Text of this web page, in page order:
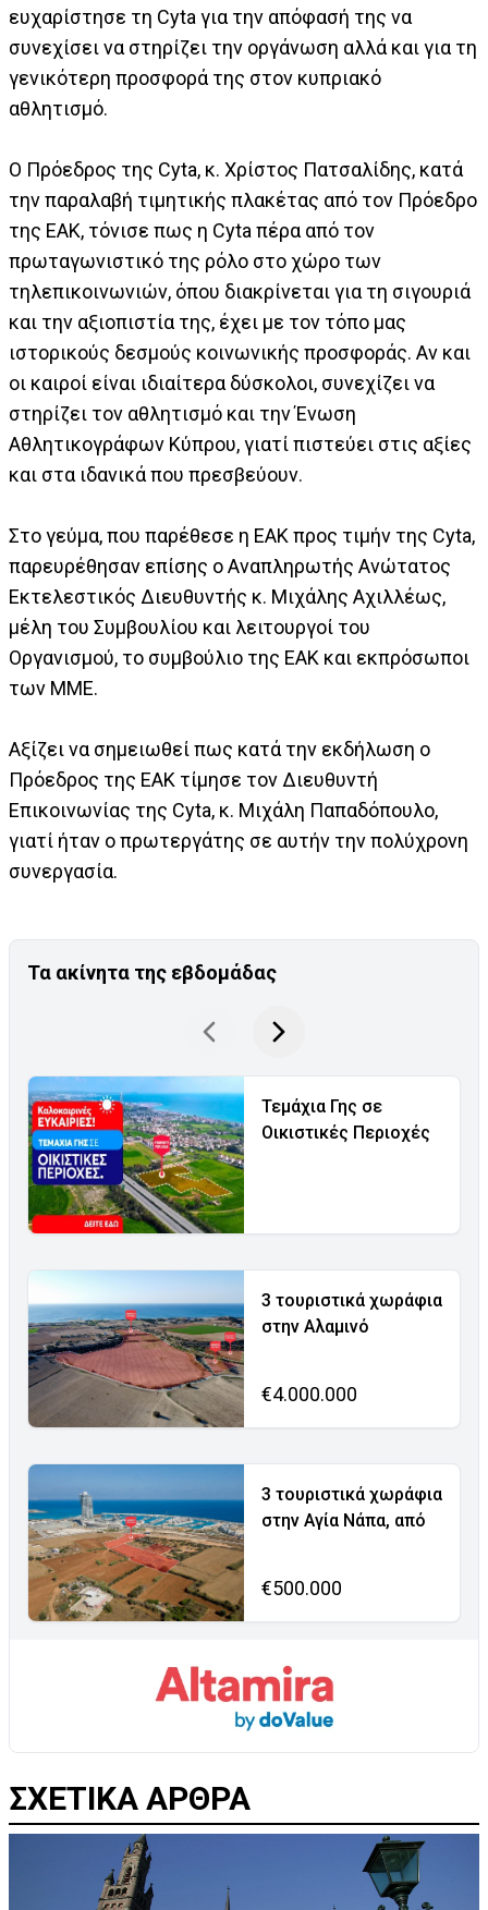
ευχαρίστησε τη Cyta για την απόφασή της να
συνεχίσει να στηρίζει την οργάνωση αλλά και για τη
γενικότερη προσφορά της στον κυπριακό
αθλητισμό.
Ο Πρόεδρος της Cyta, κ. Χρίστος Πατσαλίδης, κατά
την παραλαβή τιμητικής πλακέτας από τον Πρόεδρο
της ΕΑΚ, τόνισε πως η Cyta πέρα από τον
πρωταγωνιστικό της ρόλο στο χώρο των
τηλεπικοινωνιών, όπου διακρίνεται για τη σιγουριά
και την αξιοπιστία της, έχει με τον τόπο μας
ιστορικούς δεσμούς κοινωνικής προσφοράς. Αν και
οι καιροί είναι ιδιαίτερα δύσκολοι, συνεχίζει να
στηρίζει τον αθλητισμό και την Ένωση
Αθλητικογράφων Κύπρου, γιατί πιστεύει στις αξίες
και στα ιδανικά που πρεσβεύουν.
Στο γεύμα, που παρέθεσε η ΕΑΚ προς τιμήν της Cyta,
παρευρέθησαν επίσης ο Αναπληρωτής Ανώτατος
Εκτελεστικός Διευθυντής κ. Μιχάλης Αχιλλέως,
μέλη του Συμβουλίου και λειτουργοί του
Οργανισμού, το συμβούλιο της ΕΑΚ και εκπρόσωποι
των ΜΜΕ.
Αξίζει να σημειωθεί πως κατά την εκδήλωση ο
Πρόεδρος της ΕΑΚ τίμησε τον Διευθυντή
Επικοινωνίας της Cyta, κ. Μιχάλη Παπαδόπουλο,
γιατί ήταν ο πρωτεργάτης σε αυτήν την πολύχρονη
συνεργασία.
Τα ακίνητα της εβδομάδας
Τεμάχια Γης σε
Οικιστικές Περιοχές
3 τουριστικά χωράφια
στην Αλαμινό
€4.000.000
3 τουριστικά χωράφια
στην Αγία Νάπα, από
€500.000
ΣΧΕΤΙΚΑ ΑΡΘΡΑ